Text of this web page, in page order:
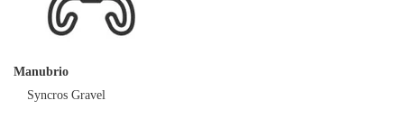
Manubrio
Syncros Gravel